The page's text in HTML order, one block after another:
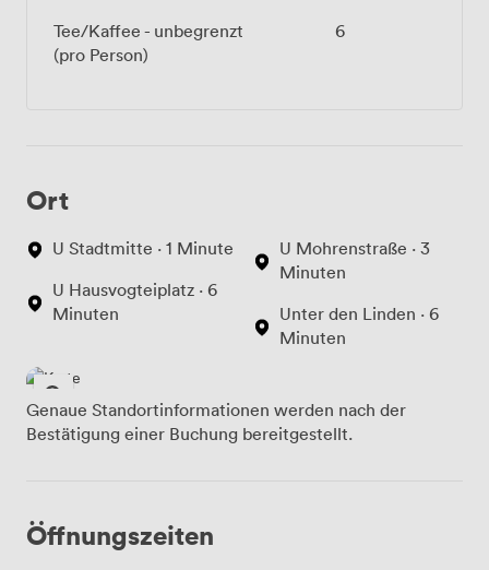
Tee/Kaffee - unbegrenzt
(pro Person)
6
Ort
U Stadtmitte · 1 Minute
U Hausvogteiplatz · 6
Minuten
U Mohrenstraße · 3
Minuten
Unter den Linden · 6
Minuten
Genaue Standortinformationen werden nach der
Bestätigung einer Buchung bereitgestellt.
Öffnungszeiten